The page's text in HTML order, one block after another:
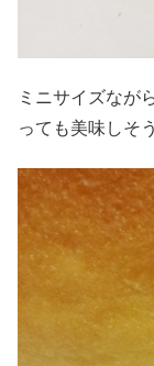
ミニサイズなが
っても美味しそ